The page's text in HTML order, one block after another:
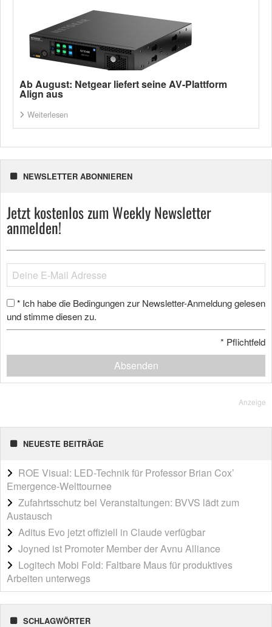
Ab August: Netgear liefert seine AV-Plattform
Align aus
Weiterlesen
NEWSLETTER ABONNIEREN
Jetzt kostenlos zum Weekly Newsletter
anmelden!
* Ich habe die Bedingungen zur Newsletter-Anmeldung gelesen
und stimme diesen zu.
* Pflichtfeld
Absenden
Anzeige
NEUESTE BEITRÄGE
ROE Visual: LED-Technik für Professor Brian Cox’
Emergence-Welttournee
Zufahrtsschutz bei Veranstaltungen: BVVS lädt zum
Austausch
Aditus Evo jetzt offiziell in Claude verfügbar
Joyned ist Promoter Member der Avnu Alliance
Logitech Mobi Fold: Faltbare Maus für produktives
Arbeiten unterwegs
SCHLAGWÖRTER